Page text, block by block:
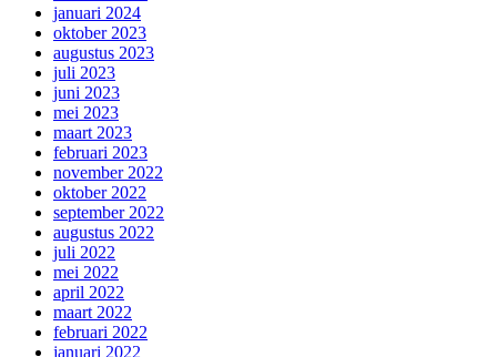
januari 2024
oktober 2023
augustus 2023
juli 2023
juni 2023
mei 2023
maart 2023
februari 2023
november 2022
oktober 2022
september 2022
augustus 2022
juli 2022
mei 2022
april 2022
maart 2022
februari 2022
januari 2022